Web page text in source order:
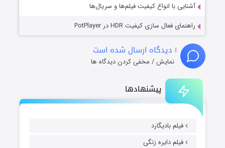
پیشنهادها
فیلم بادیگارد
فیلم دایره زنگی
آشنایی با انواع کیفیت فیلم‌ها و سریال‌ها
راهنمای فعال سازی کیفیت HDR در PotPlayer
۱ دیدگاه ارسال شده است
نمایش / مخفی کردن دیدگاه ها